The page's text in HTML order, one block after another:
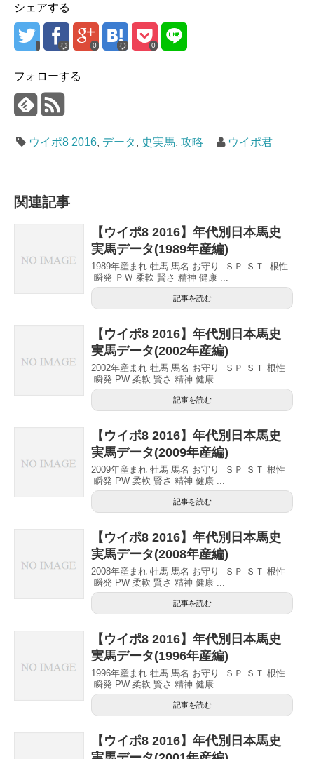
シェアする
0 0
フォローする
ウイポ8 2016, データ, 史実馬, 攻略 ウイポ君
関連記事
【ウイポ8 2016】年代別日本馬史
実馬データ(1989年産編)
1989年産まれ 牡馬 馬名 お守り ＳＰ ＳＴ 根性
瞬発 ＰＷ 柔軟 賢さ 精神 健康 ...
記事を読む
【ウイポ8 2016】年代別日本馬史
実馬データ(2002年産編)
2002年産まれ 牡馬 馬名 お守り ＳＰ ＳＴ 根性
瞬発 PW 柔軟 賢さ 精神 健康 ...
記事を読む
【ウイポ8 2016】年代別日本馬史
実馬データ(2009年産編)
2009年産まれ 牡馬 馬名 お守り ＳＰ ＳＴ 根性
瞬発 PW 柔軟 賢さ 精神 健康 ...
記事を読む
【ウイポ8 2016】年代別日本馬史
実馬データ(2008年産編)
2008年産まれ 牡馬 馬名 お守り ＳＰ ＳＴ 根性
瞬発 PW 柔軟 賢さ 精神 健康 ...
記事を読む
【ウイポ8 2016】年代別日本馬史
実馬データ(1996年産編)
1996年産まれ 牡馬 馬名 お守り ＳＰ ＳＴ 根性
瞬発 PW 柔軟 賢さ 精神 健康 ...
記事を読む
【ウイポ8 2016】年代別日本馬史